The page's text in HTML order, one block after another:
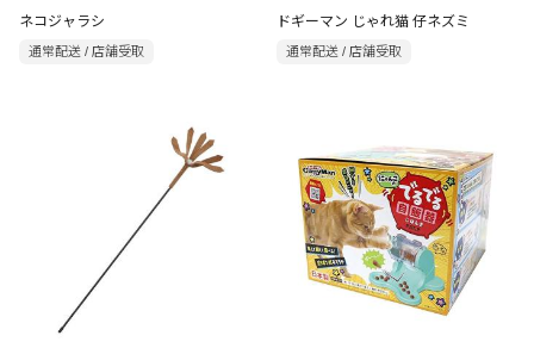
ネコジャラシ
通常配送 / 店舗受取
ドギーマン じゃれ猫 仔ネズミ
通常配送 / 店舗受取